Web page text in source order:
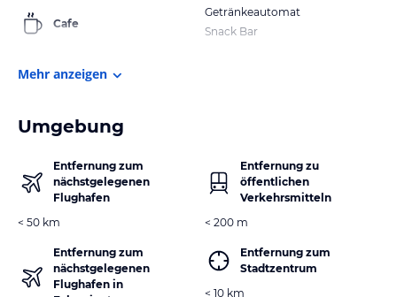
Cafe
Getränkeautomat
Snack Bar
Mehr anzeigen
Umgebung
Entfernung zum
nächstgelegenen
Flughafen
< 50 km
Entfernung zum
nächstgelegenen
Flughafen in
Entfernung zu
öffentlichen
Verkehrsmitteln
< 200 m
Entfernung zum
Stadtzentrum
< 10 km